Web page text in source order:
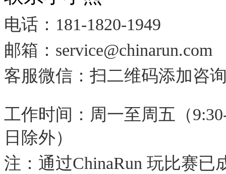
电话：181-1820-1949
邮箱：service@chinarun.com
客服微信：扫二维码添加咨
工作时间：周一至周五（
日除外）
注：通过ChinaRun 玩比赛